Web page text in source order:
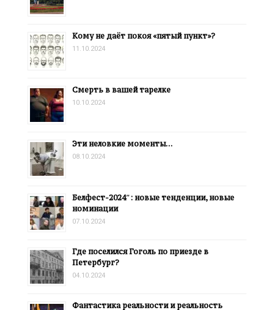
Кому не даёт покоя «пятый пункт»?
11.10.2024
Смерть в вашей тарелке
10.10.2024
Эти неловкие моменты…
08.10.2024
Белфест-2024″: новые тенденции, новые
номинации
07.10.2024
Где поселился Гоголь по приезде в
Петербург?
04.10.2024
Фантастика реальности и реальность